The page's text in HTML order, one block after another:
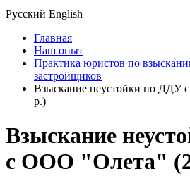
Русский English
Главная
Наш опыт
Практика юристов по
застройщиков
Взыскание неустойки по ДДУ
р.)
Взыскание
с ООО "Олета"